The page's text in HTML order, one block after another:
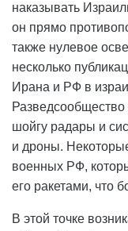
наказывать
он прямо
также нулевое
несколько
Ирана и РФ в
шойгу радары и
и дроны.
военных РФ,
его ракетами, что
В этой точке